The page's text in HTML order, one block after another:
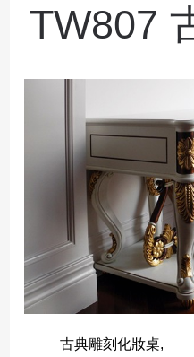
TW807
古典雕刻化妝桌,